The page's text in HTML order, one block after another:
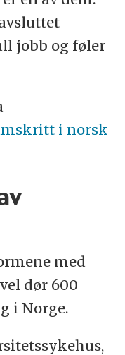
er at
til østrogen og
uten
cellegift
med et
trigge en
trippel-
som i
jobb og føler
i norsk
med
dør 600
i Norge.